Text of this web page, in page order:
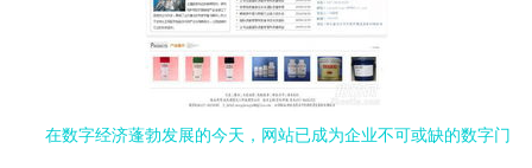
在数字经济蓬勃发展的今天，网站已成为企业不可或缺的数字门